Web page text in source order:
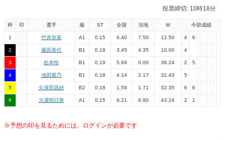
投票締切: 10時18分
枠 印 選手 級 ST 全国 当地 Ｍ 今節成績
1 竹井奈美 A1 0.15 6.40 7.50 12.50 4 6
2 藤田美代 B1 0.18 3.45 4.35 10.00 4
3 松本怜 B1 0.19 5.69 0.00 38.24 2 5
4 池田紫乃 B1 0.18 4.14 2.17 31.43 5
5 久保田凪紗 B2 0.18 1.59 1.71 32.35 6 6
6 大瀧明日香 A1 0.15 6.21 6.90 43.24 2 1
※予想の印を見るためには、ログインが必要です